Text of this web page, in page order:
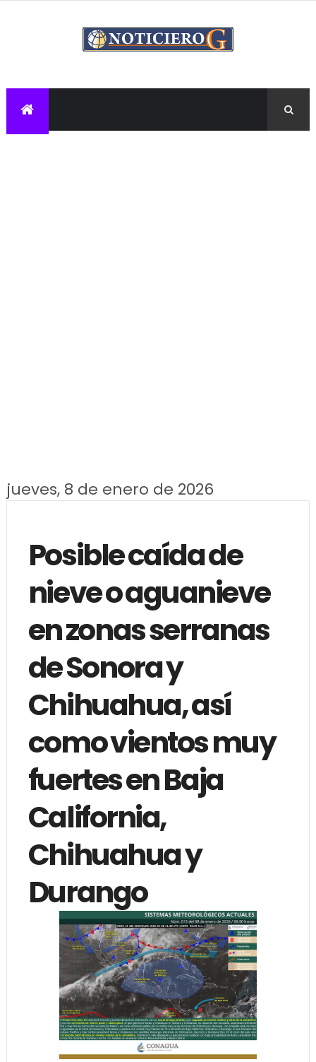
jueves, 8 de enero de 2026
Posible caída de
nieve o aguanieve
en zonas serranas
de Sonora y
Chihuahua, así
como vientos muy
fuertes en Baja
California,
Chihuahua y
Durango